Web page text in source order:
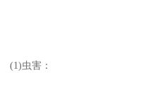
(1)虫害：